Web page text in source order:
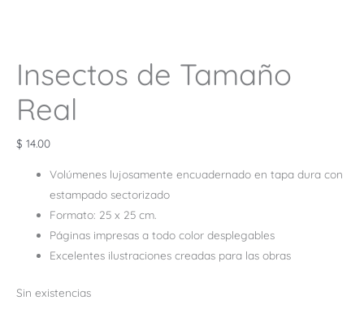
Insectos de Tamaño
Real
$ 14.00
Volúmenes lujosamente encuadernado en tapa dura con
estampado sectorizado
Formato: 25 x 25 cm.
Páginas impresas a todo color desplegables
Excelentes ilustraciones creadas para las obras
Sin existencias